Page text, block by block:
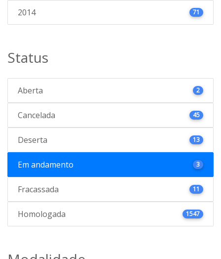
2014 71
Status
Aberta 2
Cancelada 45
Deserta 13
Em andamento 3
Fracassada 11
Homologada 1547